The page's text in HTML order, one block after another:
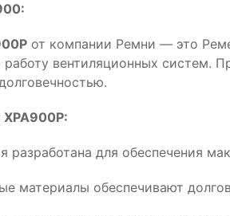
от компании Ремни — это
вентиляционных систем.
разработана для обеспечения
материалы обеспечивают